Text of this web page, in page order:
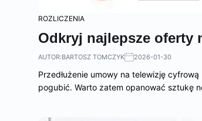
ROZLICZENIA
Odkryj najlepsze oferty
AUTOR:BARTOSZ TOMCZYK 2026-01-30
Przedłużenie umowy na telewizję
pogubić. Warto zatem opanować sztukę